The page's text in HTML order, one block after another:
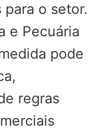
o setor.
e Pecuária
pode
regras